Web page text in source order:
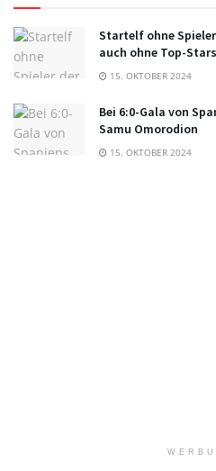
Startelf ohne
auch ohne Top-Stars
15. OKTOBER 2024
Bei 6:0-Gala von
Samu Omorodion
15. OKTOBER 2024